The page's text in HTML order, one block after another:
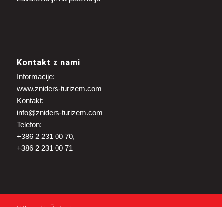
Kontakt z nami
Informacije:
www.zniders-turizem.com
Kontakt:
info@zniders-turizem.com
Telefon:
+386 2 231 00 70,
+386 2 231 00 71